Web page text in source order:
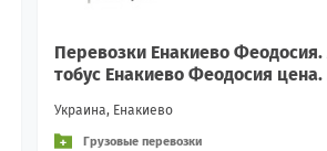
Перевозки Енакиево Феодосия.
тобус Енакиево Феодосия
Украина, Енакиево
Грузовые перевозки